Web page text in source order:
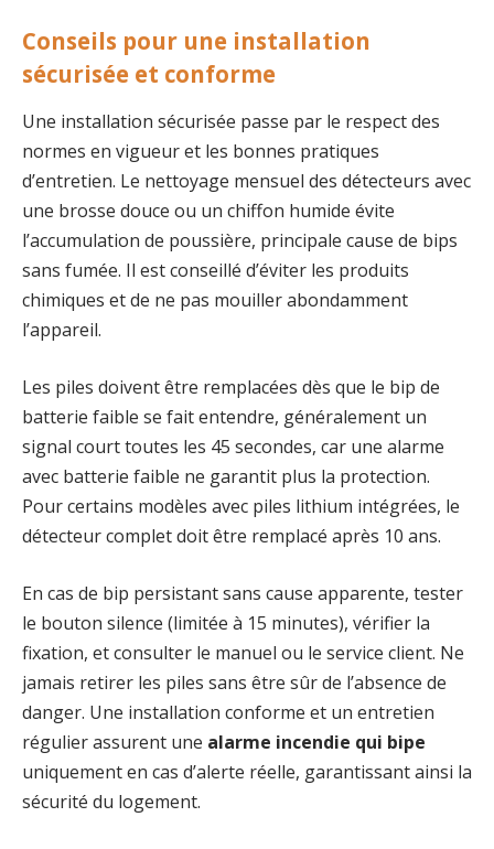
Conseils pour une installation
sécurisée et conforme
Une installation sécurisée passe par le respect des
normes en vigueur et les bonnes pratiques
d’entretien. Le nettoyage mensuel des détecteurs avec
une brosse douce ou un chiffon humide évite
l’accumulation de poussière, principale cause de bips
sans fumée. Il est conseillé d’éviter les produits
chimiques et de ne pas mouiller abondamment
l’appareil.
Les piles doivent être remplacées dès que le bip de
batterie faible se fait entendre, généralement un
signal court toutes les 45 secondes, car une alarme
avec batterie faible ne garantit plus la protection.
Pour certains modèles avec piles lithium intégrées, le
détecteur complet doit être remplacé après 10 ans.
En cas de bip persistant sans cause apparente, tester
le bouton silence (limitée à 15 minutes), vérifier la
fixation, et consulter le manuel ou le service client. Ne
jamais retirer les piles sans être sûr de l’absence de
danger. Une installation conforme et un entretien
régulier assurent une alarme incendie qui bipe
uniquement en cas d’alerte réelle, garantissant ainsi la
sécurité du logement.